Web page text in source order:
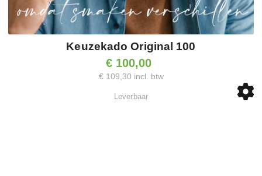
Keuzekado Original 100
€ 100,00
€ 109,30 incl. btw
Leverbaar